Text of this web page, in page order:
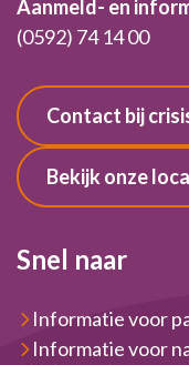
Aanmeld- en
(0592) 74 14 00
Contact bij
Bekijk onze
Snel naar
Informatie voor
Informatie voor